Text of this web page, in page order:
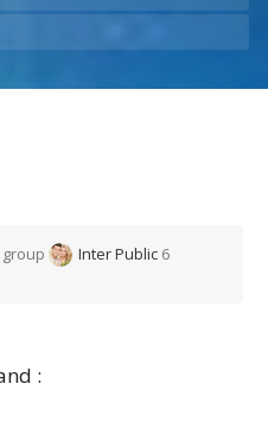
Inter Public 6
: